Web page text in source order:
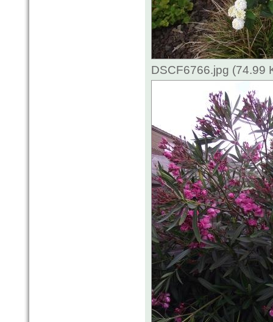
DSCF6766.jpg (74.99